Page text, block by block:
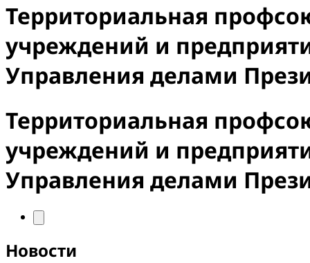
Территориальная
учреждений и
Управления делами
Территориальная
учреждений и
Управления делами
Новости